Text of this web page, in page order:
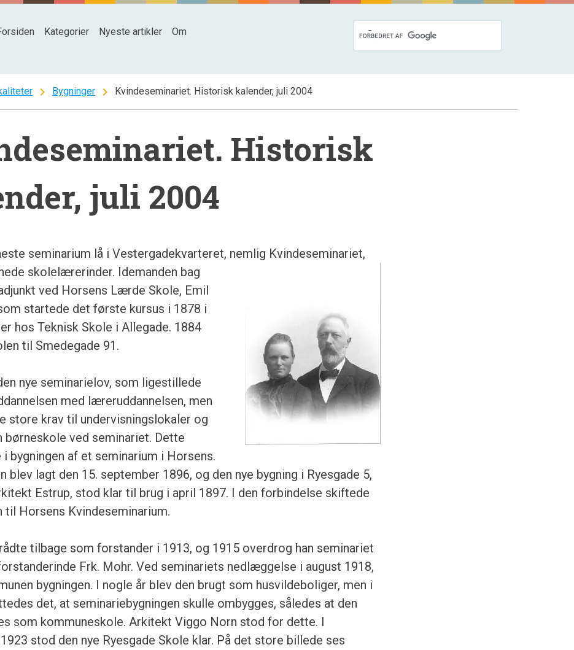
Kategorier Nyeste artikler Om
chevron_right Bygninger chevron_right Kvindeseminariet. Historisk kalender, juli 2004
Historisk
juli 2004
seminarium lå i Vestergadekvarteret, nemlig Kvindeseminariet,
skolelærerinder. Idemanden bag
ved Horsens Lærde Skole, Emil
startede det første kursus i 1878 i
hos Teknisk Skole i Allegade. 1884
til Smedegade 91.
nye seminarielov, som ligestillede
med læreruddannelsen, men
store krav til undervisningslokaler og
børneskole ved seminariet. Dette
bygningen af et seminarium i Horsens.
blev lagt den 15. september 1896, og den nye bygning i Ryesgade 5,
Estrup, stod klar til brug i april 1897. I den forbindelse skiftede
til Horsens Kvindeseminarium.
tilbage som forstander i 1913, og 1915 overdrog han seminariet
Frk. Mohr. Ved seminariets nedlæggelse i august 1918,
bygningen. I nogle år blev den brugt som husvildeboliger, men i
det, at seminariebygningen skulle ombygges, således at den
som kommuneskole. Arkitekt Viggo Norn stod for dette. I
stod den nye Ryesgade Skole klar. På det store billede ses